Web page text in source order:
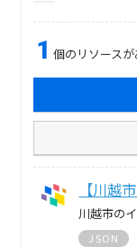
1 個のリソース
【川越
川越市の
JSON